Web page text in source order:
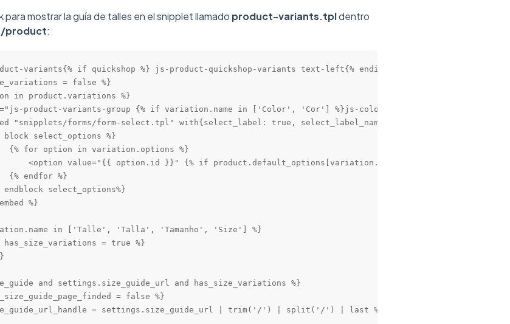
para mostrar la guía de talles en el snipplet llamado product-variants.tpldentro
product:
variants{% if quickshop %} js-product-quickshop-variants text-left{% endif %} form-row">
= false %}
in product.variations %}
product-variants-group {% if variation.name in ['Color', 'Cor'] %}js-color-variants-container{%
"snipplets/forms/form-select.tpl" with{select_label: true, select_label_name: '' ~ variation.name
block select_options %}
{% for option in variation.options %}
<option value="{{ option.id }}" {% if product.default_options[variation.id] == option.id
{% endfor %}
endblock select_options%}
%}
in ['Talle', 'Talla', 'Tamanho', 'Size'] %}
has_size_variations = true %}
and settings.size_guide_url and has_size_variations %}
= false %}
= settings.size_guide_url | trim('/') | split('/') | last %}